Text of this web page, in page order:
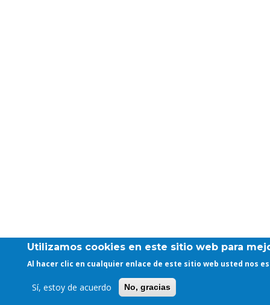
Utilizamos cookies en este sitio web para
Al hacer clic en cualquier enlace de este sitio web usted nos
Sí, estoy de acuerdo No, gracias